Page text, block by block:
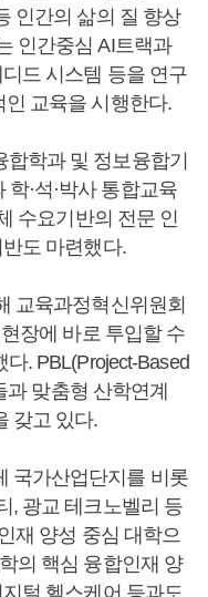
인간의 삶의 질 향상
인간중심 AI트랙과
드 시스템 등을 연구
교육을 시행한다.
학과 및 정보융합기
·석·박사 통합교육
수요기반의 전문 인
도 마련했다.
교육과정혁신위원회
장에 바로 투입할 수
. PBL(Project-Based
맞춤형 산학연계
갖고 있다.
국가산업단지를 비롯
, 광교 테크노벨리 등
재 양성 중심 대학으
의 핵심 융합인재 양
털 헬스케어 등과도